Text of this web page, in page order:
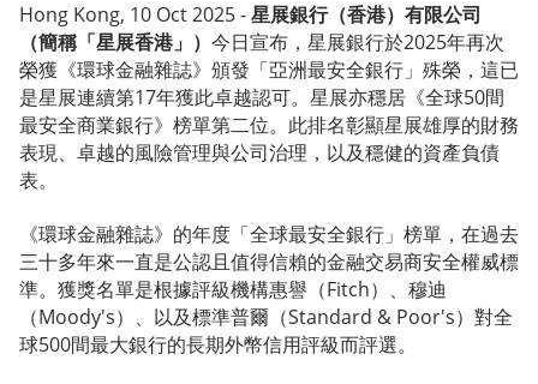
Hong Kong, 10 Oct 2025 -星展銀行（香港）有限公司
（簡稱「星展香港」） 今日宣布，星展銀行於2025年再次
榮獲《環球金融雜誌》頒發「亞洲最安全銀行」殊榮，這已
是星展連續第17年獲此卓越認可。星展亦穩居《全球50間
最安全商業銀行》榜單第二位。此排名彰顯星展雄厚的財務
表現、卓越的風險管理與公司治理，以及穩健的資產負債
表。
《環球金融雜誌》的年度「全球最安全銀行」榜單，在過去
三十多年來一直是公認且值得信賴的金融交易商安全權威標
準。獲獎名單是根據評級機構惠譽（Fitch）、穆迪
（Moody's）、以及標準普爾（Standard & Poor's）對全
球500間最大銀行的長期外幣信用評級而評選。